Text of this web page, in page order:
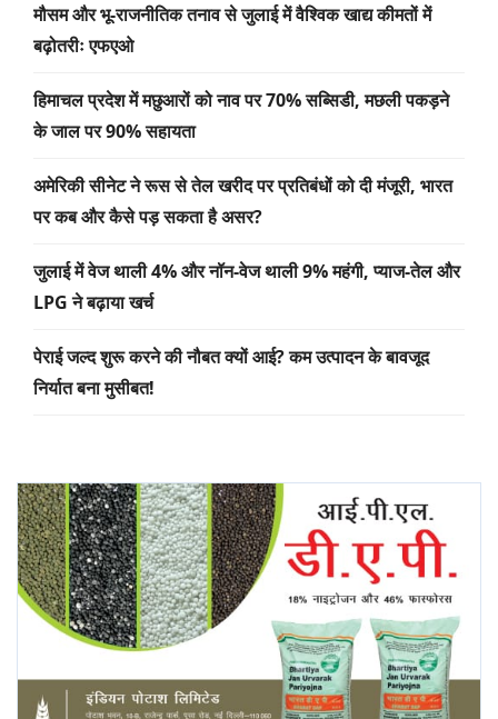
मौसम और भू-राजनीतिक तनाव से जुलाई में वैश्विक खाद्य कीमतों में
बढ़ोतरीः एफएओ
हिमाचल प्रदेश में मछुआरों को नाव पर 70% सब्सिडी, मछली पकड़ने
के जाल पर 90% सहायता
अमेरिकी सीनेट ने रूस से तेल खरीद पर प्रतिबंधों को दी मंजूरी, भारत
पर कब और कैसे पड़ सकता है असर?
जुलाई में वेज थाली 4% और नॉन-वेज थाली 9% महंगी, प्याज-तेल और
LPG ने बढ़ाया खर्च
पेराई जल्द शुरू करने की नौबत क्यों आई? कम उत्पादन के बावजूद
निर्यात बना मुसीबत!